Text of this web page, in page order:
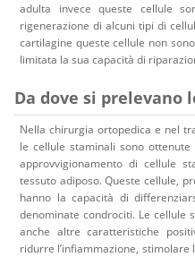
adulta invece queste cellule
rigenerazione di alcuni tipi di
cartilagine queste cellule non
limitata la sua capacità di
Da dove si prelevano
Nella chirurgia ortopedica e nel
le cellule staminali sono
approvvigionamento di cellule
tessuto adiposo. Queste cellule,
hanno la capacità di
denominate condrociti. Le cellule
anche altre caratteristiche
ridurre l’infiammazione,